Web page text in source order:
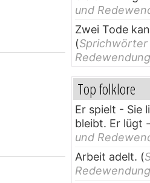
und
Zwei Tode
(Sprichwörter
Top folklore
Er spielt - Sie
bleibt. Er lügt
und
Arbeit adelt. (